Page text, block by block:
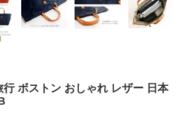
ボストン おしゃれ レザー 日本